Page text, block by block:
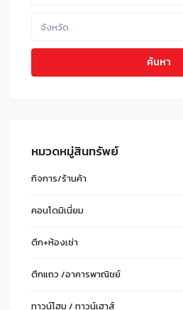
จังหวัด
ค้นหา
หมวดหมู่สินทรัพย์
กิจการ/ร้านค้า
คอนโดมิเนี่ยม
ตึก+ห้องเช่า
ตึกแถว /อาคารพาณิชย์
ทาวน์โฮม / ทาวน์เฮาส์